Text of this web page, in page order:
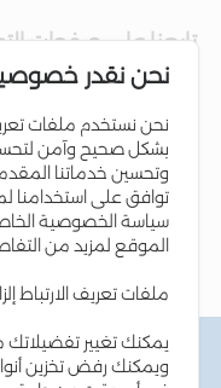
تابعنا على صفحات
نحن نقدر
نحن نستخدم ملفات
بشكل صحيح وآمن
وتحسين خدماتنا
توافق على استخدامنا
سياسة الخصوصية
الموقع لمزيد من
ملفات تعريف الارتباط
يمكنك تغيير
ويمكنك رفض تخزين